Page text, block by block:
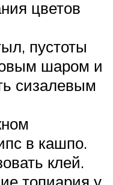
цветов
пустоты
шаром и
сизалевым
в кашпо.
клей.